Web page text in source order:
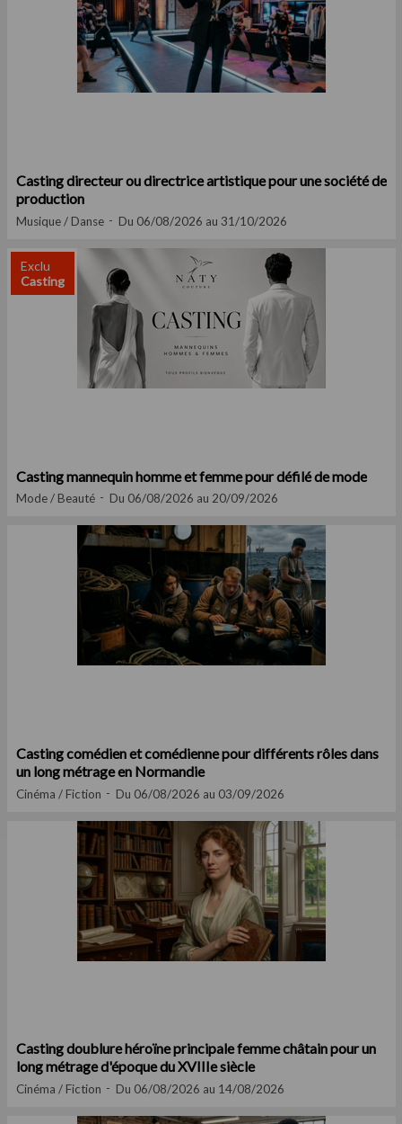
Casting directeur ou directrice artistique pour une société de
production
Musique / Danse Du 06/08/2026 au 31/10/2026
Exclu
Casting
Casting mannequin homme et femme pour défilé de mode
Mode / Beauté Du 06/08/2026 au 20/09/2026
Casting comédien et comédienne pour différents rôles dans
un long métrage en Normandie
Cinéma / Fiction Du 06/08/2026 au 03/09/2026
Casting doublure héroïne principale femme châtain pour un
long métrage d'époque du XVIIIe siècle
Cinéma / Fiction Du 06/08/2026 au 14/08/2026